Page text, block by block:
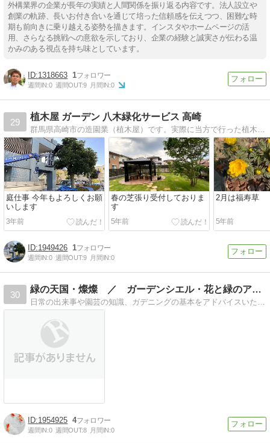
外構業界の企業が長年の実績と人間関係を振り返る内容です。法人設立や
創業の軌跡、長いお付き合いを通じて培った信頼感を伝えつつ、困難な時
期も前向きに乗り越える姿勢を描きます。インスタやホームページの活
用、さらなる挑戦への意欲を示しており、企業の経験と誠実さが伝わる温
かみのある視点を持ち味としています。
1318663 1
週間IN:0 週間OUT:9 月間IN:0
29
植木屋 ガーデン 八木緑化サービス 高崎
庭仕事 今年もよろしくお願
いします
3年前
春の芝張り受付しておりま
す
5年前
2月は福寿草
5年前
1949426 1
週間IN:0 週間OUT:9 月間IN:0
30
緑の天国・燦燦 ／ ガーデンシエル・花と緑のアドバイザー
1954925 4
週間IN:0 週間OUT:8 月間IN:0